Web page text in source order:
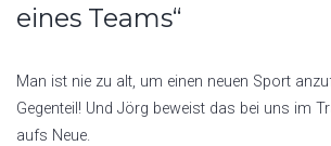
eines Teams“
Man ist nie zu alt, um einen neuen Sport
Gegenteil! Und Jörg beweist das bei uns im
aufs Neue.